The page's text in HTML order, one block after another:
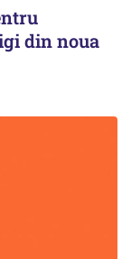
din noua